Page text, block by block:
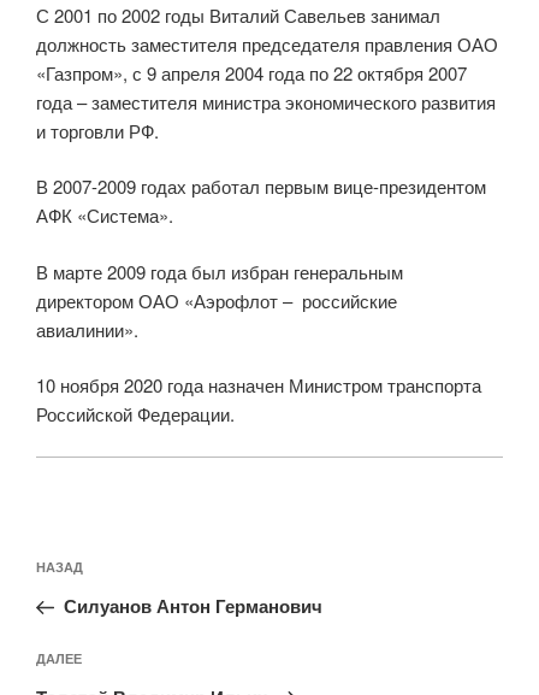
С 2001 по 2002 годы Виталий Савельев занимал
должность заместителя председателя правления ОАО
«Газпром», с 9 апреля 2004 года по 22 октября 2007
года – заместителя министра экономического развития
и торговли РФ.
В 2007-2009 годах работал первым вице-президентом
АФК «Система».
В марте 2009 года был избран генеральным
директором ОАО «Аэрофлот – российские
авиалинии».
10 ноября 2020 года назначен Министром транспорта
Российской Федерации.
по
записям
Предыдущая
запись:
НАЗАД
Силуанов Антон Германович
Следующая
ДАЛЕЕ